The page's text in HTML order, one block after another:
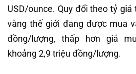
USD/ounce. Quy đổi theo tỷ giá
vàng thế giới đang được mua
đồng/lượng, thấp hơn giá
khoảng 2,9 triệu đồng/lượng.